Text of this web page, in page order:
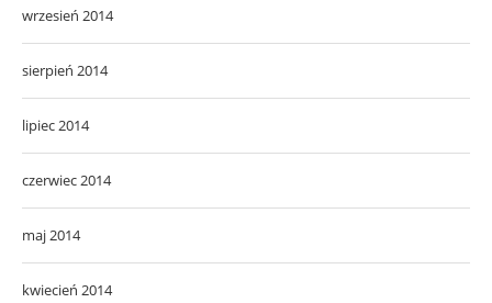
wrzesień 2014
sierpień 2014
lipiec 2014
czerwiec 2014
maj 2014
kwiecień 2014